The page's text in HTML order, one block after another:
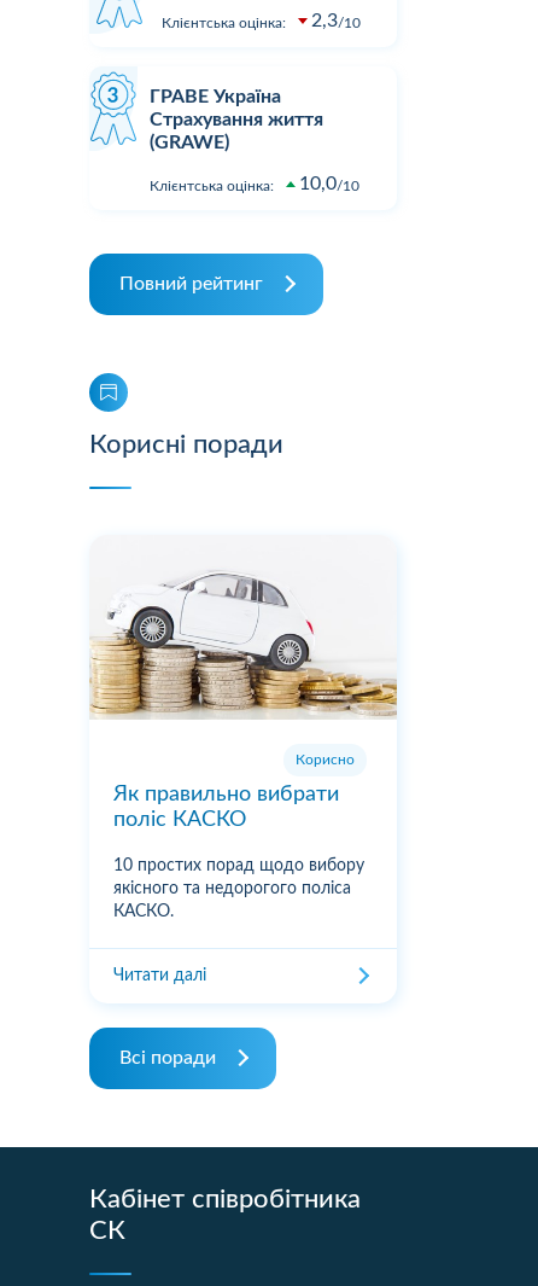
Клієнтська оцінка: 2,3 10
ГРАВЕ Україна
Страхування життя
(GRAWE)
Клієнтська оцінка: 10,0 10
Повний рейтинг
Корисні поради
Корисно
Як правильно вибрати
поліс КАСКО
10 простих порад щодо вибору
якісного та недорогого поліса
КАСКО.
Читати далі
Всі поради
Кабінет співробітника
СК